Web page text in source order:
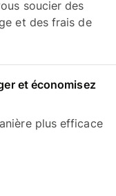
soucier des
et des frais de
et économisez
plus efficace